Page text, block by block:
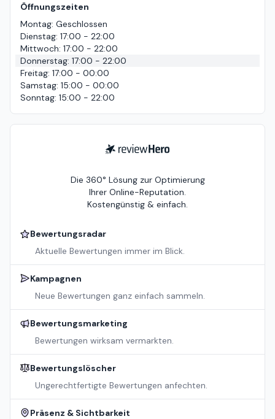
Öffnungszeiten
Montag: Geschlossen
Dienstag: 17:00 - 22:00
Mittwoch: 17:00 - 22:00
Donnerstag: 17:00 - 22:00
Freitag: 17:00 - 00:00
Samstag: 15:00 - 00:00
Sonntag: 15:00 - 22:00
ReviewHero
Die 360° Lösung zur Optimierung
Ihrer Online-Reputation.
Kostengünstig & einfach.
Bewertungsradar
Aktuelle Bewertungen immer im Blick.
Kampagnen
Neue Bewertungen ganz einfach sammeln.
Bewertungsmarketing
Bewertungen wirksam vermarkten.
Bewertungslöscher
Ungerechtfertigte Bewertungen anfechten.
Präsenz & Sichtbarkeit